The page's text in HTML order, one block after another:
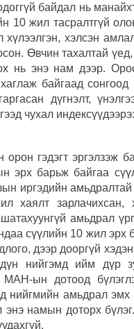
байдал нь
10 жил тасралтгүй
хүлээлгэн, хэлсэн
Өвчин тахалтай
нь энэ нам дээр.
байгаад
дүгнэлт,
чухал
гэдэгт эргэлзэж
эрх барьж байгаа
иргэдийн
зарлачихсан,
амьдрал
сүүлийн 10 жил
дээр дооргүй
нийгэмд ийм дүр
МАН-ын дотоод
нийгмийн амьдрал
намын доторх